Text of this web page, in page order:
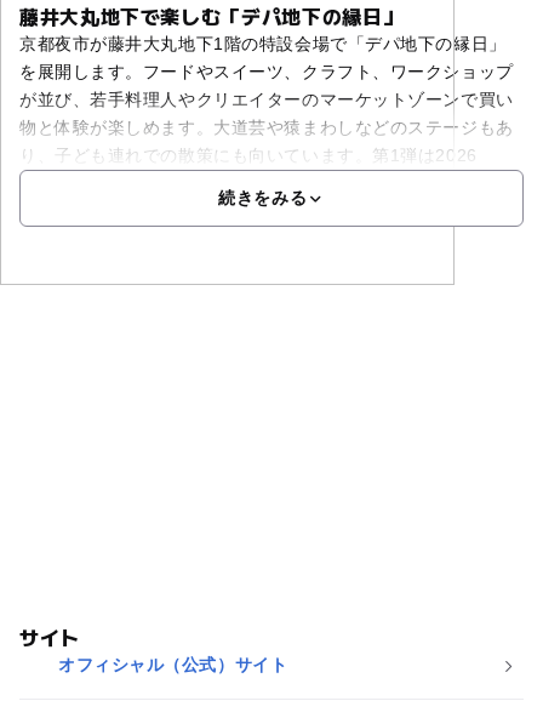
藤井大丸地下で楽しむ「デパ地下の縁日」
京都夜市が藤井大丸地下1階の特設会場で「デパ地下の縁日」
を展開します。フードやスイーツ、クラフト、ワークショップ
が並び、若手料理人やクリエイターのマーケットゾーンで買い
物と体験が楽しめます。大道芸や猿まわしなどのステージもあ
り、子ども連れでの散策にも向いています。第1弾は2026
続きをみる
サイト
オフィシャル（公式）サイト